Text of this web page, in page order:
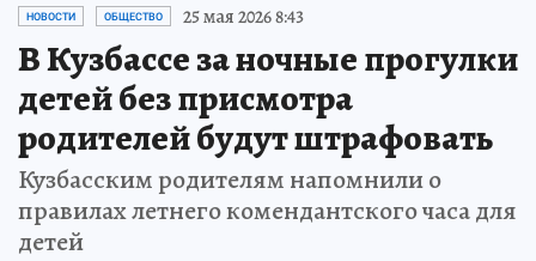
НОВОСТИ ОБЩЕСТВО 25 мая 2026 8:43
В Кузбассе за ночные прогулки
детей без присмотра
родителей будут штрафовать
Кузбасским родителям напомнили о
правилах летнего комендантского часа для
детей